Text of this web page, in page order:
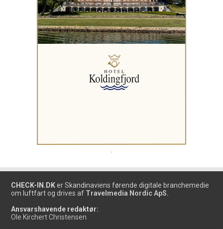
CHECK-IN.DK er Skandinaviens førende digitale branchemedie
om luftfart og drives af Travelmedia Nordic ApS.
Ansvarshavende redaktør:
Ole Kirchert Christensen